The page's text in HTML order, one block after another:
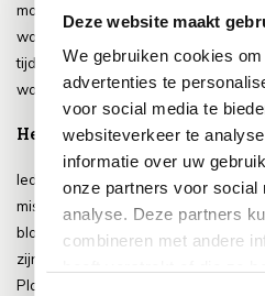
Deze website maakt
We gebruiken cookies
advertenties te
voor social media te
websiteverkeer te
informatie over uw
onze partners voor social
analyse. Deze partners
combineren met andere
moet leren om ze niet te verstoren
water geven, bemesten en
tijd van het jaar en hun eigen
wat de tuin nodig heeft, hoe meer je
Het Begrijpen van Groei en
Ieder tuin, hoe ervaren de tuinier ook
mislukking. Een plant gaat dood,
bloeit minder dan verwacht. Voor
zijn, maar in werkelijkheid hoort het
Planten leven en daarmee sterven